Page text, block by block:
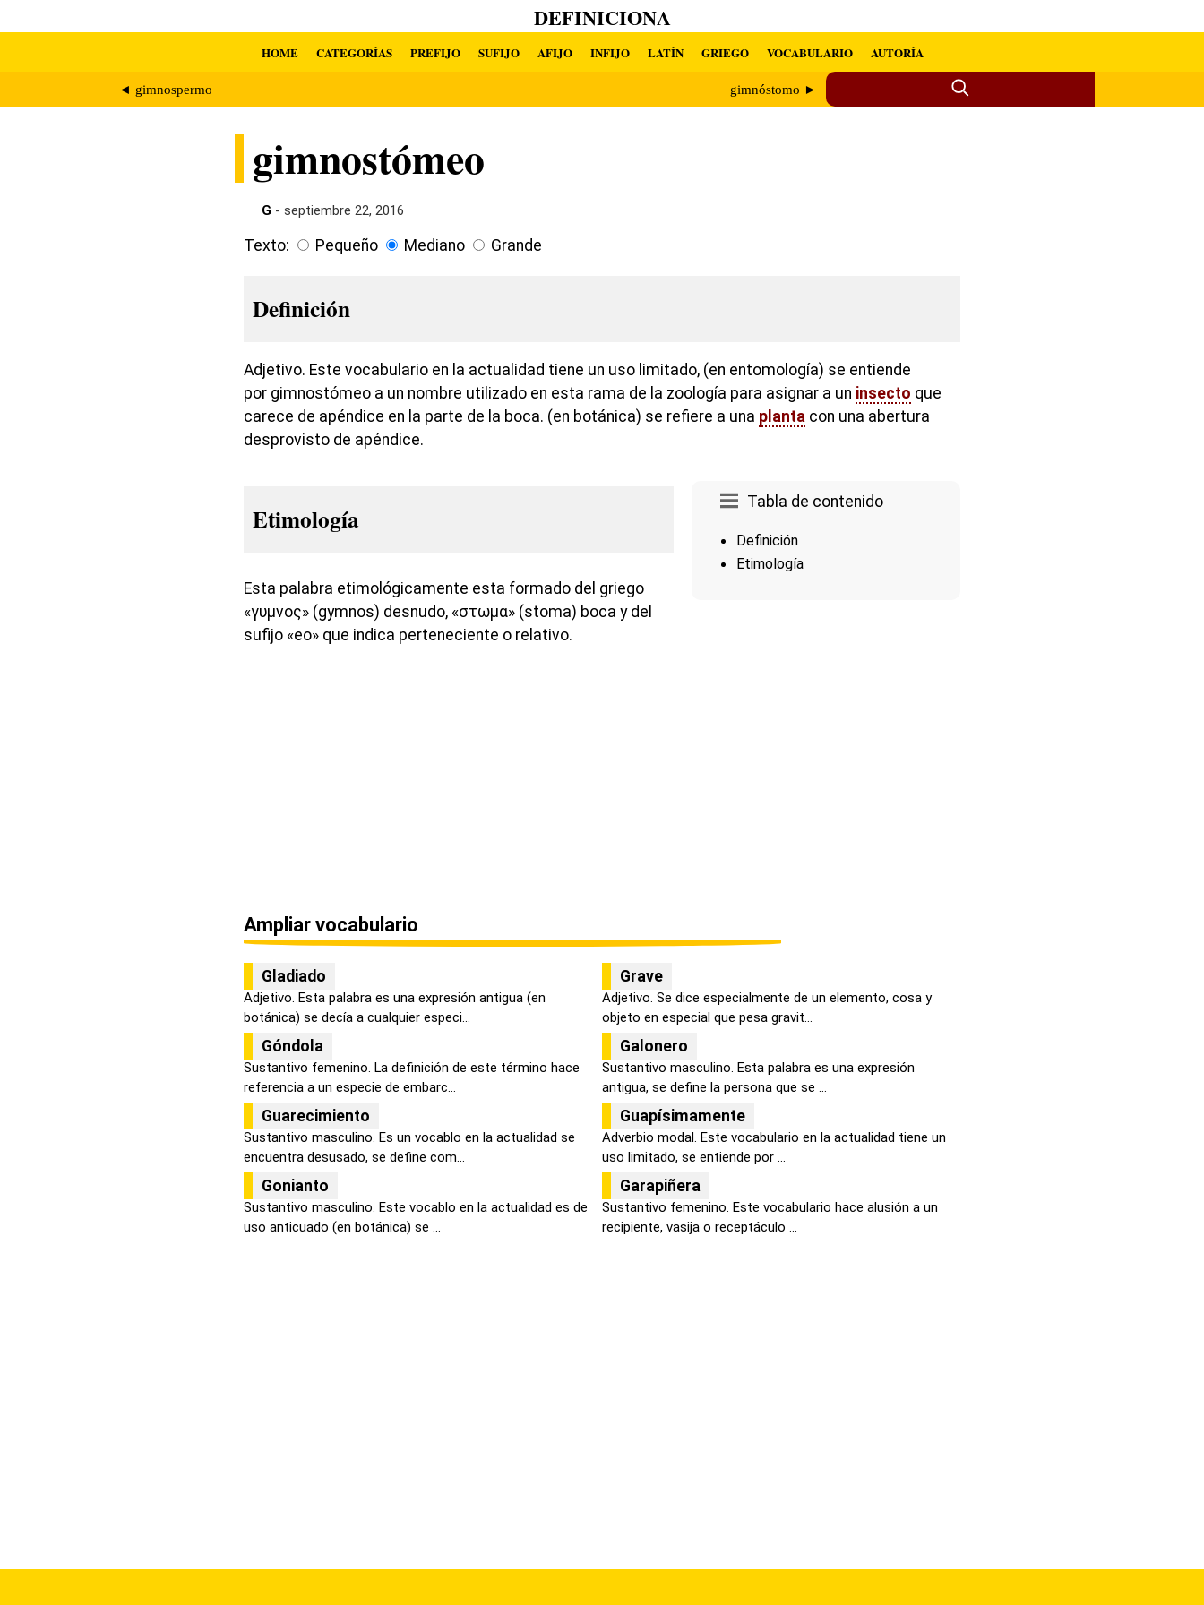
DEFINICIONA
HOME CATEGORÍAS PREFIJO SUFIJO AFIJO INFIJO LATÍN GRIEGO VOCABULARIO AUTORÍA
◄ gimnospermo gimnóstomo ►
gimnostómeo
G - septiembre 22, 2016
Texto: Pequeño Mediano Grande
Definición
Adjetivo. Este vocabulario en la actualidad tiene un uso limitado, (en entomología) se entiende
por gimnostómeo a un nombre utilizado en esta rama de la zoología para asignar a un insecto que
carece de apéndice en la parte de la boca. (en botánica) se refiere a una planta con una abertura
desprovisto de apéndice.
Tabla de contenido
Definición
Etimología
Etimología
Esta palabra etimológicamente esta formado del griego
«γυμνος» (gymnos) desnudo, «στωμα» (stoma) boca y del
sufijo «eo» que indica perteneciente o relativo.
Ampliar vocabulario
Gladiado
Adjetivo. Esta palabra es una expresión antigua (en
botánica) se decía a cualquier especi...
Grave
Adjetivo. Se dice especialmente de un elemento, cosa y
objeto en especial que pesa gravit...
Góndola
Sustantivo femenino. La definición de este término hace
referencia a un especie de embarc...
Galonero
Sustantivo masculino. Esta palabra es una expresión
antigua, se define la persona que se ...
Guarecimiento
Sustantivo masculino. Es un vocablo en la actualidad se
encuentra desusado, se define com...
Guapísimamente
Adverbio modal. Este vocabulario en la actualidad tiene un
uso limitado, se entiende por ...
Gonianto
Sustantivo masculino. Este vocablo en la actualidad es de
uso anticuado (en botánica) se ...
Garapiñera
Sustantivo femenino. Este vocabulario hace alusión a un
recipiente, vasija o receptáculo ...